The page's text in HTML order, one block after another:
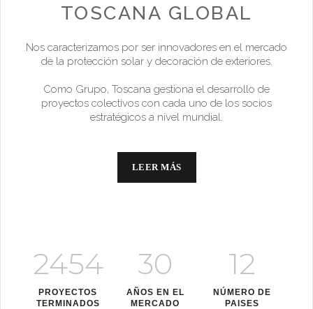
TOSCANA GLOBAL
Nos caracterizamos por ser innovadores en el mercado
de la protección solar y decoración de exteriores.
Como Grupo, Toscana gestiona el desarrollo de
proyectos colectivos con cada uno de los socios
estratégicos a nivel mundial.
LEER MÁS
2454
PROYECTOS
TERMINADOS
30
AÑOS EN EL
MERCADO
12
NÚMERO DE
PAISES